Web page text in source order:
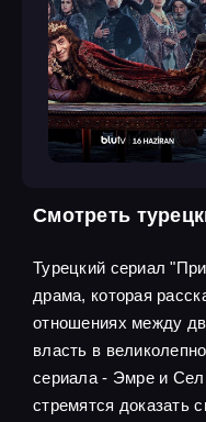
Смотреть
Турецкий сериал
драма, которая
отношениях между
власть в
сериала - Эмре и
стремятся доказать